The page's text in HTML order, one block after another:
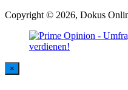
Copyright © 2026, Dokus
×